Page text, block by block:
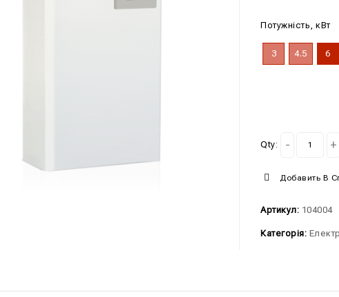
Потужність, кВт
3 4.5 6
Qty:
Добавить В
Артикул: 104004
Категорія: